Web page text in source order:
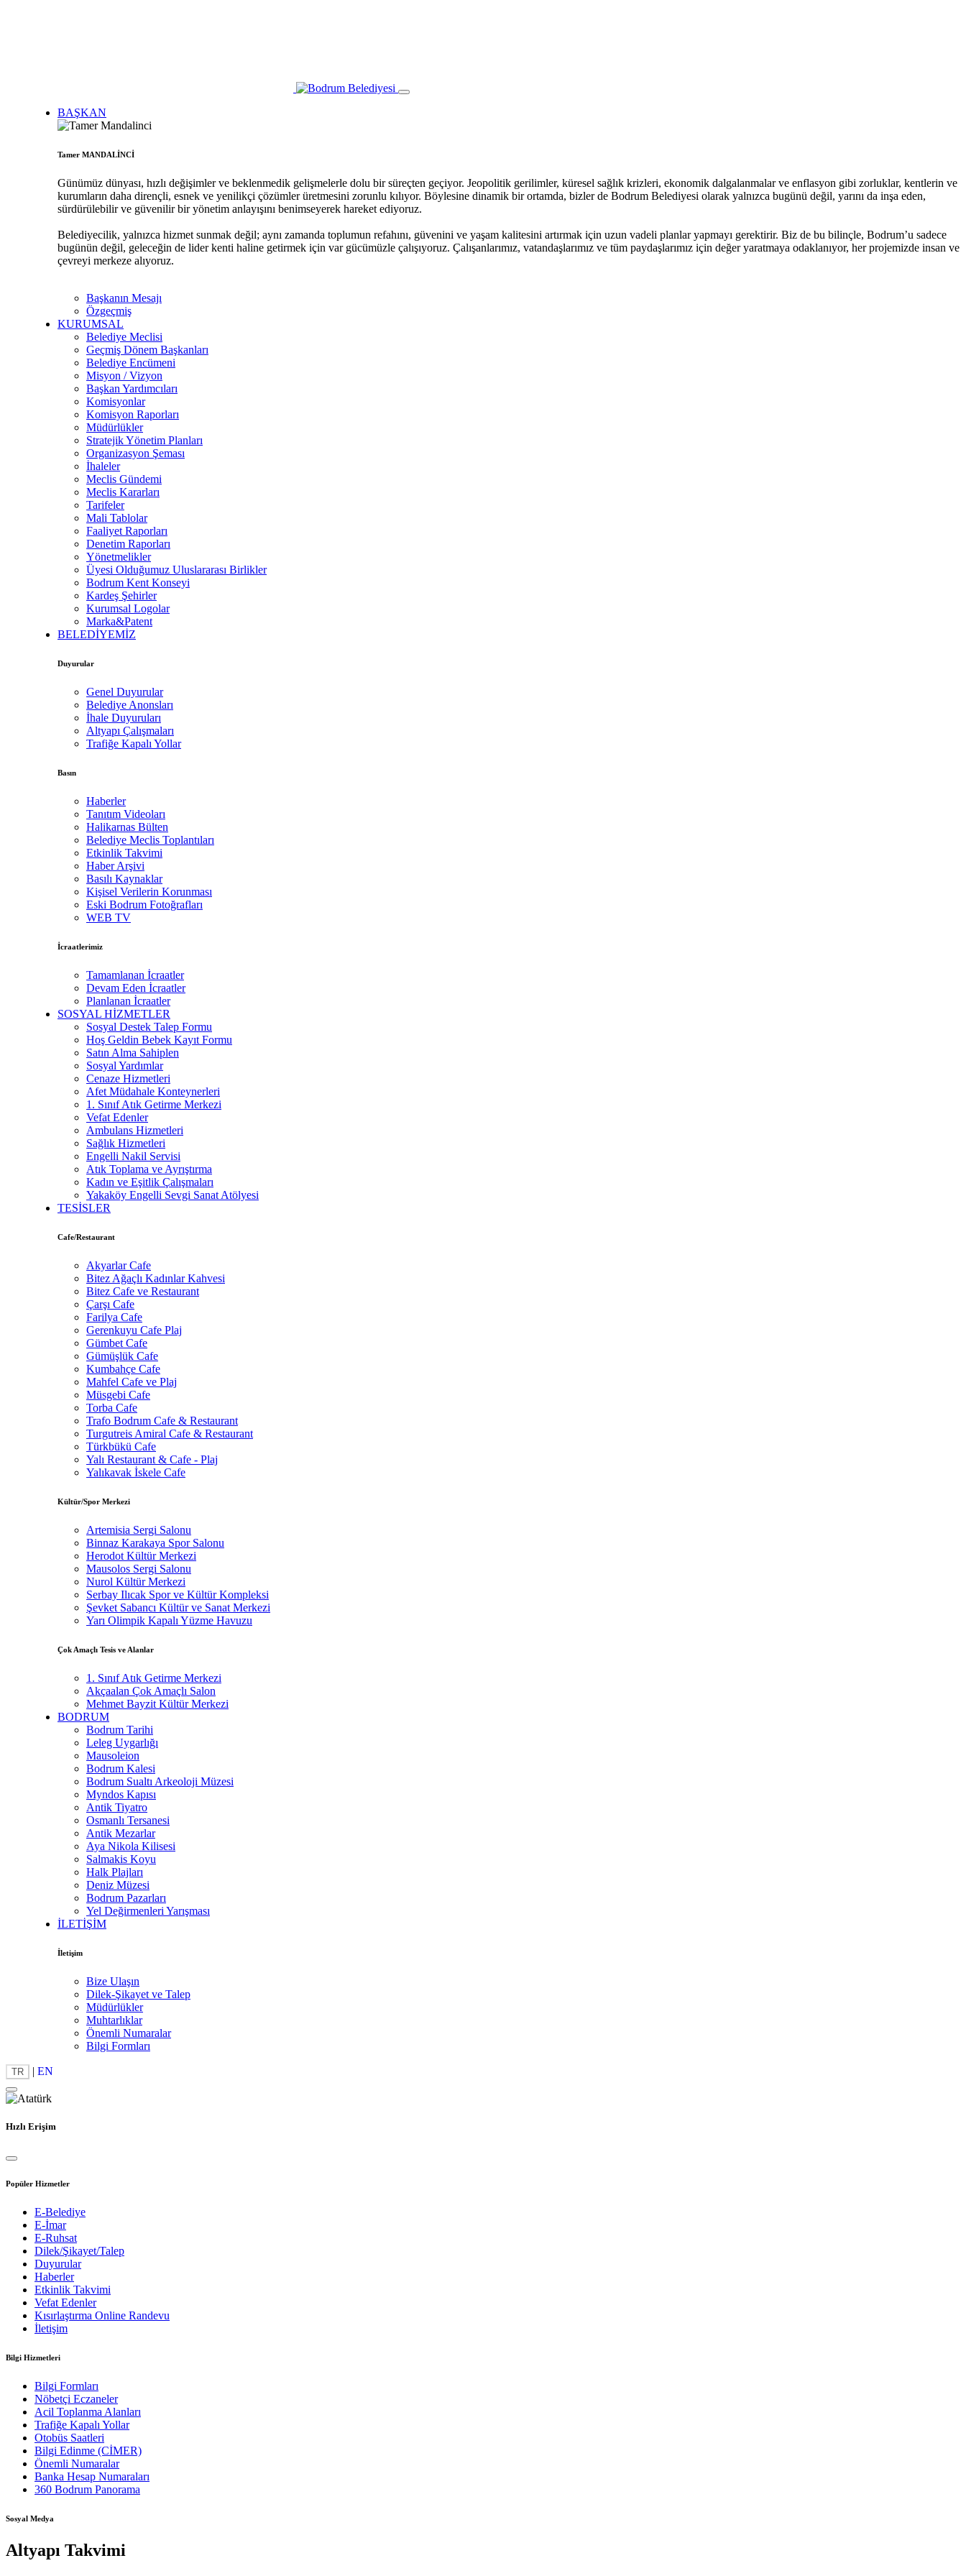
BAŞKAN
Tamer MANDALİNCİ
Günümüz dünyası, hızlı değişimler ve beklenmedik gelişmelerle dolu bir süreçten geçiyor. Jeopolitik gerilimler, küresel sağlık krizleri, ekonomik dalgalanmalar ve enflasyon gibi zorluklar, kentlerin ve
kurumların daha dirençli, esnek ve yenilikçi çözümler üretmesini zorunlu kılıyor. Böylesine dinamik bir ortamda, bizler de Bodrum Belediyesi olarak yalnızca bugünü değil, yarını da inşa eden,
sürdürülebilir ve güvenilir bir yönetim anlayışını benimseyerek hareket ediyoruz.
Belediyecilik, yalnızca hizmet sunmak değil; aynı zamanda toplumun refahını, güvenini ve yaşam kalitesini artırmak için uzun vadeli planlar yapmayı gerektirir. Biz de bu bilinçle, Bodrum’u sadece
bugünün değil, geleceğin de lider kenti haline getirmek için var gücümüzle çalışıyoruz. Çalışanlarımız, vatandaşlarımız ve tüm paydaşlarımız için değer yaratmaya odaklanıyor, her projemizde insan ve
çevreyi merkeze alıyoruz.
Başkanın Mesajı
Özgeçmiş
KURUMSAL
Belediye Meclisi
Geçmiş Dönem Başkanları
Belediye Encümeni
Misyon / Vizyon
Başkan Yardımcıları
Komisyonlar
Komisyon Raporları
Müdürlükler
Stratejik Yönetim Planları
Organizasyon Şeması
İhaleler
Meclis Gündemi
Meclis Kararları
Tarifeler
Mali Tablolar
Faaliyet Raporları
Denetim Raporları
Yönetmelikler
Üyesi Olduğumuz Uluslararası Birlikler
Bodrum Kent Konseyi
Kardeş Şehirler
Kurumsal Logolar
Marka&Patent
BELEDİYEMİZ
Duyurular
Genel Duyurular
Belediye Anonsları
İhale Duyuruları
Altyapı Çalışmaları
Trafiğe Kapalı Yollar
Basın
Haberler
Tanıtım Videoları
Halikarnas Bülten
Belediye Meclis Toplantıları
Etkinlik Takvimi
Haber Arşivi
Basılı Kaynaklar
Kişisel Verilerin Korunması
Eski Bodrum Fotoğrafları
WEB TV
İcraatlerimiz
Tamamlanan İcraatler
Devam Eden İcraatler
Planlanan İcraatler
SOSYAL HİZMETLER
Sosyal Destek Talep Formu
Hoş Geldin Bebek Kayıt Formu
Satın Alma Sahiplen
Sosyal Yardımlar
Cenaze Hizmetleri
Afet Müdahale Konteynerleri
1. Sınıf Atık Getirme Merkezi
Vefat Edenler
Ambulans Hizmetleri
Sağlık Hizmetleri
Engelli Nakil Servisi
Atık Toplama ve Ayrıştırma
Kadın ve Eşitlik Çalışmaları
Yakaköy Engelli Sevgi Sanat Atölyesi
TESİSLER
Cafe/Restaurant
Akyarlar Cafe
Bitez Ağaçlı Kadınlar Kahvesi
Bitez Cafe ve Restaurant
Çarşı Cafe
Farilya Cafe
Gerenkuyu Cafe Plaj
Gümbet Cafe
Gümüşlük Cafe
Kumbahçe Cafe
Mahfel Cafe ve Plaj
Müsgebi Cafe
Torba Cafe
Trafo Bodrum Cafe & Restaurant
Turgutreis Amiral Cafe & Restaurant
Türkbükü Cafe
Yalı Restaurant & Cafe - Plaj
Yalıkavak İskele Cafe
Kültür/Spor Merkezi
Artemisia Sergi Salonu
Binnaz Karakaya Spor Salonu
Herodot Kültür Merkezi
Mausolos Sergi Salonu
Nurol Kültür Merkezi
Serbay Ilıcak Spor ve Kültür Kompleksi
Şevket Sabancı Kültür ve Sanat Merkezi
Yarı Olimpik Kapalı Yüzme Havuzu
Çok Amaçlı Tesis ve Alanlar
1. Sınıf Atık Getirme Merkezi
Akçaalan Çok Amaçlı Salon
Mehmet Bayzit Kültür Merkezi
BODRUM
Bodrum Tarihi
Leleg Uygarlığı
Mausoleion
Bodrum Kalesi
Bodrum Sualtı Arkeoloji Müzesi
Myndos Kapısı
Antik Tiyatro
Osmanlı Tersanesi
Antik Mezarlar
Aya Nikola Kilisesi
Salmakis Koyu
Halk Plajları
Deniz Müzesi
Bodrum Pazarları
Yel Değirmenleri Yarışması
İLETİŞİM
İletişim
Bize Ulaşın
Dilek-Şikayet ve Talep
Müdürlükler
Muhtarlıklar
Önemli Numaralar
Bilgi Formları
TR | EN
Hızlı Erişim
Popüler Hizmetler
E-Belediye
E-İmar
E-Ruhsat
Dilek/Şikayet/Talep
Duyurular
Haberler
Etkinlik Takvimi
Vefat Edenler
Kısırlaştırma Online Randevu
İletişim
Bilgi Hizmetleri
Bilgi Formları
Nöbetçi Eczaneler
Acil Toplanma Alanları
Trafiğe Kapalı Yollar
Otobüs Saatleri
Bilgi Edinme (CİMER)
Önemli Numaralar
Banka Hesap Numaraları
360 Bodrum Panorama
Sosyal Medya
Altyapı Takvimi